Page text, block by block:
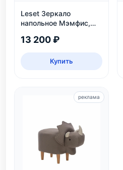
Leset Зеркало
напольное Мэмфис,
13 200 ₽
Купить
реклама